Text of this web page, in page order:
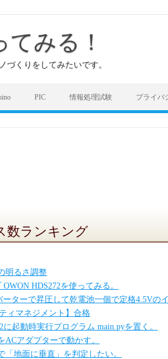
みる！
づくりをしてみたいです。
PIC 情報処理試験 プライバ
数ランキング
明るさ調整
HDS272を使ってみる。
ーターで昇圧して乾電池一個で定格4.5Vの
ィマネジメント】合格
に起動時実行プログラム main.pyを置く。
ACアダプターで動かす。
「地面に垂直」を判定したい。